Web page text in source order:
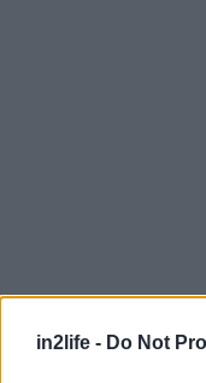
in2life - Do Not